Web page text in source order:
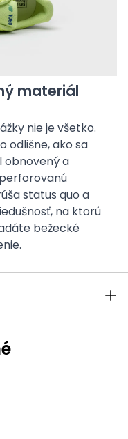
materiál
nie je všetko.
odlišne, ako sa
obnovený a
status quo a
na ktorú
bežecké